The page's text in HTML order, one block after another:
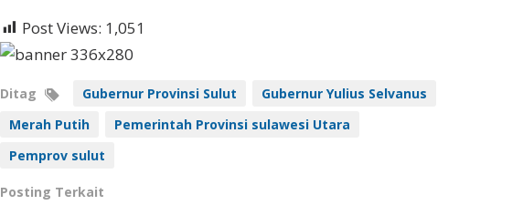
Post Views: 1,051
Ditag Gubernur Provinsi Sulut
Gubernur Yulius Selvanus
Merah Putih
Pemerintah Provinsi sulawesi Utara
Pemprov sulut
Posting Terkait